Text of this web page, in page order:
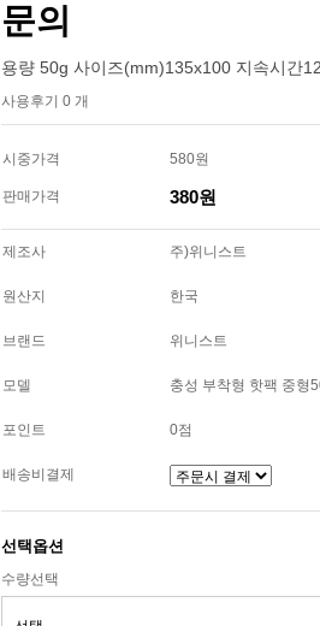
문의
용량 50g 사이즈(mm)135x100 지속시간
사용후기 0 개
시중가격 580원
판매가격 380원
제조사 주)위니스트
원산지 한국
브랜드 위니스트
모델 충성 부착형 핫팩 중형
포인트 0점
배송비결제
선택옵션
수량선택